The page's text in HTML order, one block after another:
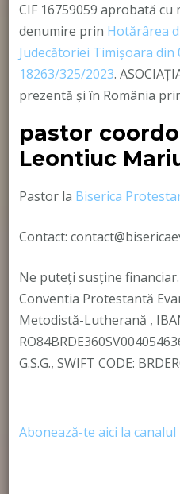
CIF 16759059 aprobată
denumire prin Hotărârea
Judecătoriei Timișoara din
18263/325/2023.
prezentă și în România
pastor
Leontiuc
Pastor la Biserica
Contact:
Ne puteți susține
Conventia Protestantă
Metodistă-Lutherană ,
G.S.G., SWIFT CODE:
Abonează-te aici la